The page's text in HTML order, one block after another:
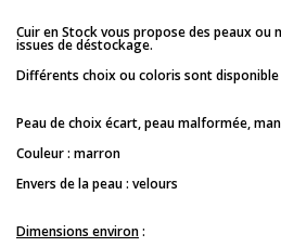
Cuir en Stock vous propose des peaux ou
issues de déstockage.
Différents choix ou coloris sont disponible
Peau de choix écart, peau malformée,
Couleur : marron
Envers de la peau : velours
Dimensions environ: